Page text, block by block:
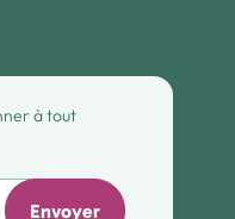
à tout
Envoyer